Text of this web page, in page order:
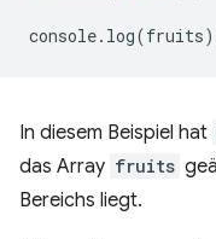
console. log(fruits
In diesem Beispiel hat
das Array fruits
Bereichs liegt.